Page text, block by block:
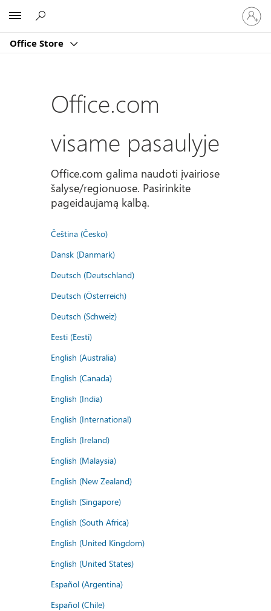
Office Store
prie
Office.com
visame pasaulyje
Office.com galima naudoti įvairiose
šalyse/regionuose. Pasirinkite
pageidaujamą kalbą.
Čeština (Česko)
Dansk (Danmark)
Deutsch (Deutschland)
Deutsch (Österreich)
Deutsch (Schweiz)
Eesti (Eesti)
English (Australia)
English (Canada)
English (India)
English (International)
English (Ireland)
English (Malaysia)
English (New Zealand)
English (Singapore)
English (South Africa)
English (United Kingdom)
English (United States)
Español (Argentina)
Español (Chile)